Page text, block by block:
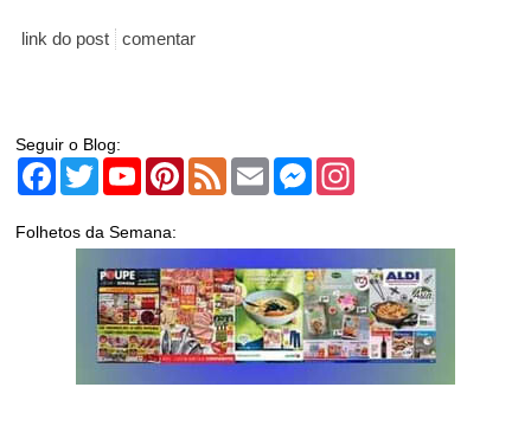
link do post comentar
Seguir o Blog:
Facebook
TwitterYouTubePinterest
Feed Email Messenger
Folhetos da Semana: